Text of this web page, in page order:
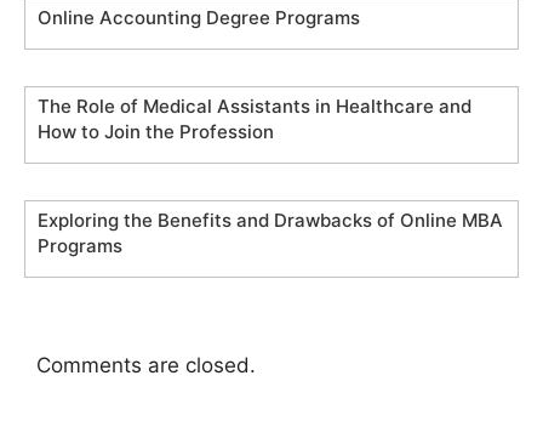
Online Accounting Degree Programs
The Role of Medical Assistants in Healthcare and
How to Join the Profession
Exploring the Benefits and Drawbacks of Online MBA
Programs
Comments are closed.